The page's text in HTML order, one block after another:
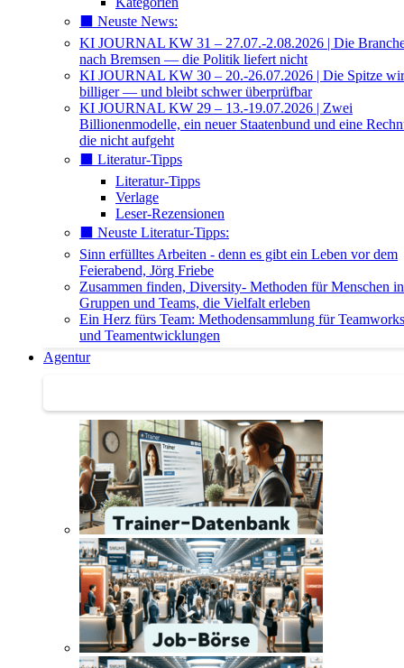
⬛️ Neuste News:
KI JOURNAL KW 31 – 27.07.-2.08.2026 | Die
nach Bremsen — die Politik liefert nicht
KI JOURNAL KW 30 – 20.-26.07.2026 | Die Spitze
billiger — und bleibt schwer überprüfbar
KI JOURNAL KW 29 – 13.-19.07.2026 | Zwei
Billionenmodelle, ein neuer Staatenbund und eine
die nicht aufgeht
⬛️ Literatur-Tipps
Literatur-Tipps
Verlage
Leser-Rezensionen
⬛️ Neuste Literatur-Tipps:
Sinn erfülltes Arbeiten - denn es gibt ein Leben vor dem
Feierabend, Jörg Friebe
Zusammen finden, Diversity- Methoden für Menschen in
Gruppen und Teams, die Vielfalt erleben
Ein Herz fürs Team: Methodensammlung für
und Teamentwicklungen
Agentur